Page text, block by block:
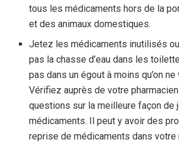
tous les médicaments hors de la
et des animaux domestiques.
Jetez les médicaments inutilisés
pas la chasse d’eau dans les
pas dans un égout à moins qu’on
Vérifiez auprès de votre
questions sur la meilleure façon de
médicaments. Il peut y avoir des
reprise de médicaments dans votre